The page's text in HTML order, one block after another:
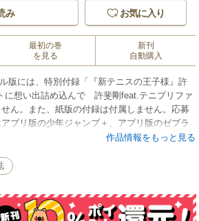
み お気に入り
最初の巻
を見る
新刊
自動購入
版には、特別付録「『新テニスの王子様』許
想い出詰め込んで 許斐剛feat.テニプリファ
ん。また、紙版の付録は付属しません。応募
プリ版の少年ジャンプ＋、アプリ版のゼブラ
承ください。／「ジャンプSQ. 2026年9月
（「シャーロック・ホームズ」シリーズ）
巻頭カラー】『僕の彼女は決戦兵器』（田代
オノコウジ）、『怪物事変』（藍本松）、
作品情報をもっと見る